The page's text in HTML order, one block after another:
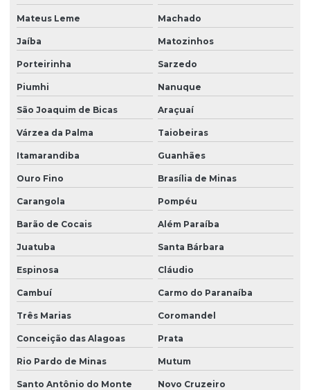
Mateus Leme Machado
Jaíba Matozinhos
Porteirinha Sarzedo
Piumhi Nanuque
São Joaquim de Bicas Araçuaí
Várzea da Palma Taiobeiras
Itamarandiba Guanhães
Ouro Fino Brasília de Minas
Carangola Pompéu
Barão de Cocais Além Paraíba
Juatuba Santa Bárbara
Espinosa Cláudio
Cambuí Carmo do Paranaíba
Três Marias Coromandel
Conceição das Alagoas Prata
Rio Pardo de Minas Mutum
Santo Antônio do Monte Novo Cruzeiro